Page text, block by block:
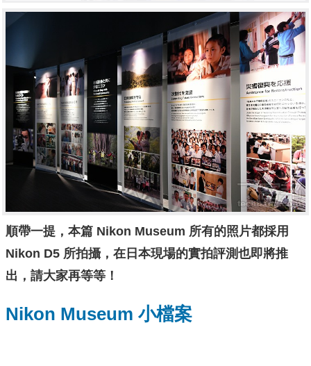
順帶一提，本篇 Nikon Museum 所有的照片都採用
Nikon D5 所拍攝，在日本現場的實拍評測也即將推
出，請大家再等等！
Nikon Museum 小檔案